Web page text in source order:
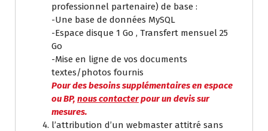
professionnel partenaire) de base :
-Une base de données MySQL
-Espace disque 1 Go , Transfert mensuel 25
Go
-Mise en ligne de vos documents
textes/photos fournis
Pour des besoins supplémentaires en espace
ou BP, nous contacterpour un devis sur
mesures.
l’attribution d’un webmaster attitré sans